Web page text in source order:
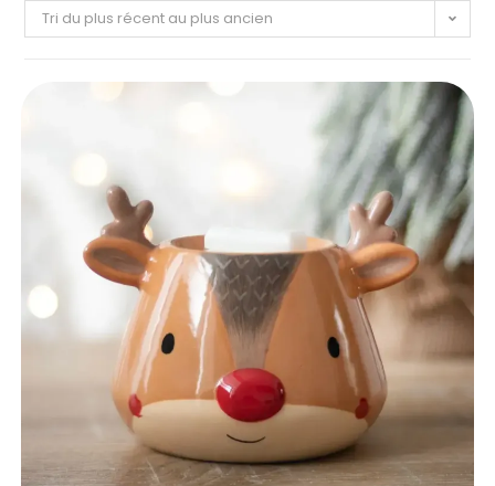
Tri du plus récent au plus ancien